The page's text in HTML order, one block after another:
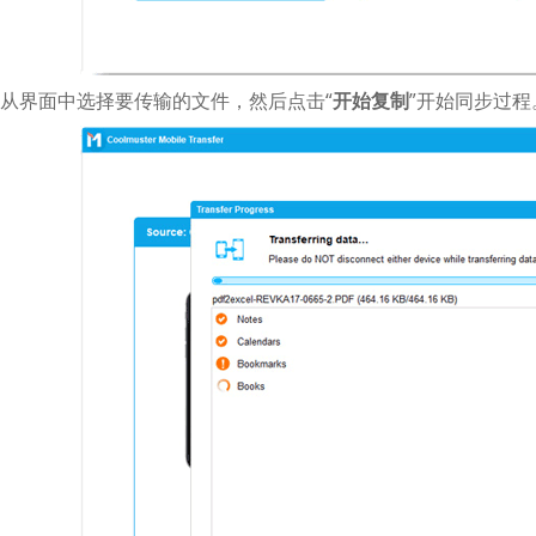
从界面中选择要传输的文件，然后点击“开始复制”开始同步过